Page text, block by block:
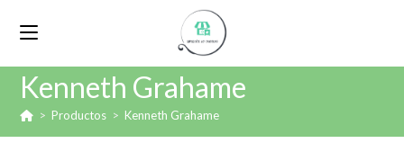
Kenneth Grahame
> Productos > Kenneth Grahame